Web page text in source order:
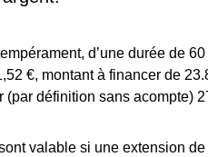
d’une durée de
€, montant à financer de
définition sans acompte)
valable si une extension